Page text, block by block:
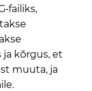
ja kõrgus, et
muuta, ja